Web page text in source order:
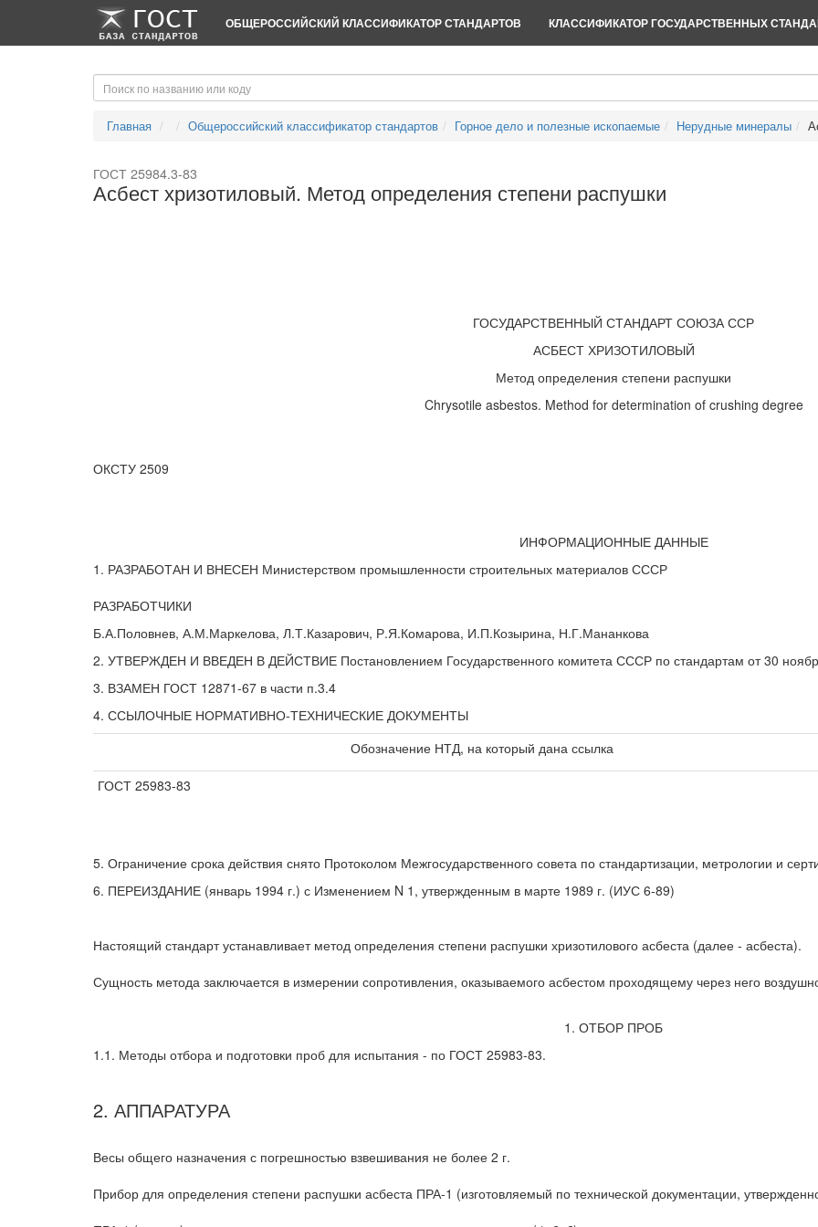
ОБЩЕРОССИЙСКИЙ КЛАССИФИКАТОР СТАНДАРТОВ КЛАССИФИКАТОР ГОСУДАРСТВЕННЫХ
Главная Общероссийский классификатор стандартов Горное дело и полезные ископаемые Нерудные минералы
ГОСТ 25984.3-83
Асбест хризотиловый. Метод определения степени распушки
ГОСУДАРСТВЕННЫЙ СТАНДАРТ СОЮЗА ССР
АСБЕСТ ХРИЗОТИЛОВЫЙ
Метод определения степени распушки
Chrysotile asbestos. Method for determination of crushing degree
ОКСТУ 2509
ИНФОРМАЦИОННЫЕ ДАННЫЕ
1. РАЗРАБОТАН И ВНЕСЕН Министерством промышленности строительных материалов СССР
РАЗРАБОТЧИКИ
Б.А.Половнев, А.М.Маркелова, Л.Т.Казарович, Р.Я.Комарова, И.П.Козырина, Н.Г.Мананкова
2. УТВЕРЖДЕН И ВВЕДЕН В ДЕЙСТВИЕ Постановлением Государственного комитета СССР по стандартам от 30
3. ВЗАМЕН ГОСТ 12871-67 в части п.3.4
4. ССЫЛОЧНЫЕ НОРМАТИВНО-ТЕХНИЧЕСКИЕ ДОКУМЕНТЫ
Обозначение НТД, на который дана ссылка
ГОСТ 25983-83
5. Ограничение срока действия снято Протоколом Межгосударственного совета по стандартизации, метрологии и
6. ПЕРЕИЗДАНИЕ (январь 1994 г.) с Изменением N 1, утвержденным в марте 1989 г. (ИУС 6-89)
Настоящий стандарт устанавливает метод определения степени распушки хризотилового асбеста (далее - асбеста).
Сущность метода заключается в измерении сопротивления, оказываемого асбестом проходящему через него
1. ОТБОР ПРОБ
1.1. Методы отбора и подготовки проб для испытания - по ГОСТ 25983-83.
2. АППАРАТУРА
Весы общего назначения с погрешностью взвешивания не более 2 г.
Прибор для определения степени распушки асбеста ПРА-1 (изготовляемый по технической документации,